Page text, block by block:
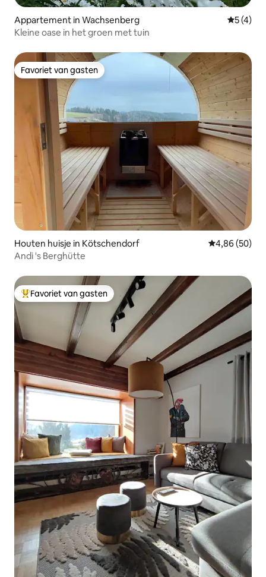
Appartement in Wachsenberg
5 (4)
Kleine oase in het groen met tuin
Favoriet van gasten
Favoriet van gasten
Houten huisje in Kötschendorf Gemiddelde
4,86 (50)
Andi 's Berghütte
Topfavoriet van gasten
Favoriet van gasten